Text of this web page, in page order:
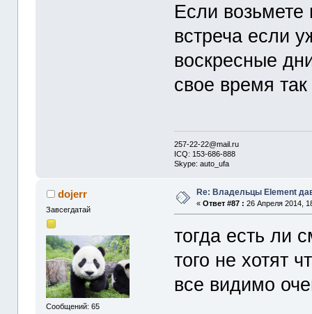
Если возьмете
встреча если
воскресные
свое время
257-22-22@mail.ru
ICQ: 153-686-888
Skype: auto_ufa
dojerr
Завсегдатай
Сообщений: 65
Re: Владельцы Element
«Ответ #87 : 26 Апреля 2014,
тогда есть ли
того не хотят
все видимо